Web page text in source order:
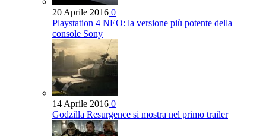
20 Aprile 2016 0
Playstation 4 NEO: la versione più potente della
console Sony
14 Aprile 2016 0
Godzilla Resurgence si mostra nel primo trailer